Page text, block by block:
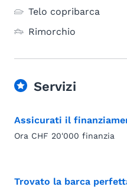
Telo copribarca
Rimorchio
Servizi
Assicurati il
Ora CHF 20'000 finanzia
Trovato la barca